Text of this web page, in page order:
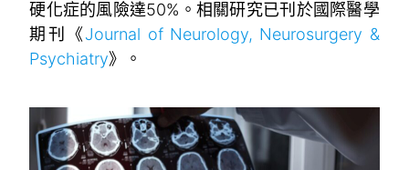
硬化症的風險達50%。相關研究已刊於國際醫學
期刊《Journal of Neurology, Neurosurgery &
Psychiatry》。